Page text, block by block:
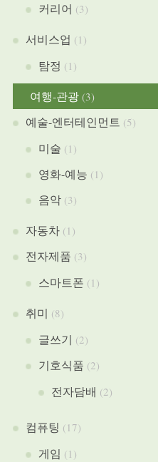
커리어 (3)
서비스업 (1)
탐정 (1)
여행-관광(3)
예술-엔터테인먼트 (5)
미술 (1)
영화-예능 (1)
음악(3)
자동차(1)
전자제품 (3)
스마트폰 (1)
취미 (8)
글쓰기 (2)
기호식품 (2)
전자담배 (2)
컴퓨팅 (17)
게임 (1)